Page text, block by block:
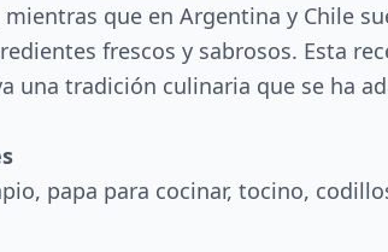
que en Argentina y Chile
frescos y sabrosos. Esta
una tradición culinaria que se ha
papa para cocinar, tocino,